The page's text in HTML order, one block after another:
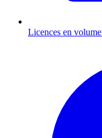
Licences en volume